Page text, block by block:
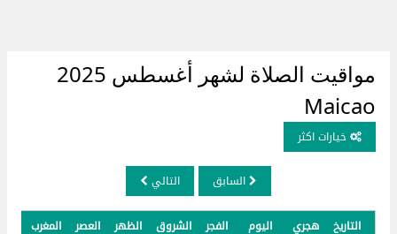
مواقيت الصلاة لشهر أغسطس 2025
Maicao
خيارات اكثر
السابق التالي
التاريخ هجري اليوم الفجر الشروق الظهر العصر المغرب